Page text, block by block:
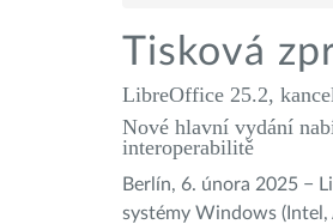
Tisková
LibreOffice 25.2,
Nové hlavní vydání
interoperabilitě
Berlín, 6. února 2025 −
systémy Windows (Intel,